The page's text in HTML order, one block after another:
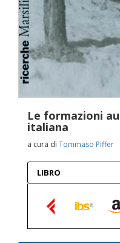
Le formazioni
italiana
a cura di Tommaso Piffer
LIBRO